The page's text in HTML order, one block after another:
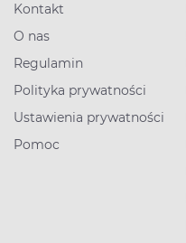
Kontakt
O nas
Regulamin
Polityka prywatności
Ustawienia prywatności
Pomoc